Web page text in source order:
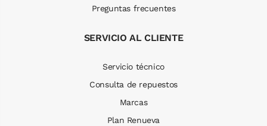
Preguntas frecuentes
SERVICIO AL CLIENTE
Servicio técnico
Consulta de repuestos
Marcas
Plan Renueva